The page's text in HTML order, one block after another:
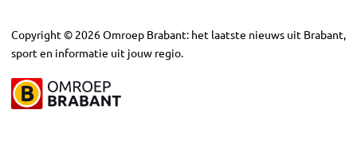
Copyright © 2026Omroep Brabant: het laatste nieuws uit Brabant,
sport en informatie uit jouw regio.